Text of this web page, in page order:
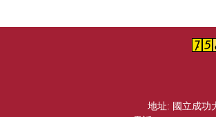
地址: 國立成功